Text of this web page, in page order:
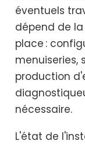
éventuels
dépend de
place :
production
nécessaire.
L'état de